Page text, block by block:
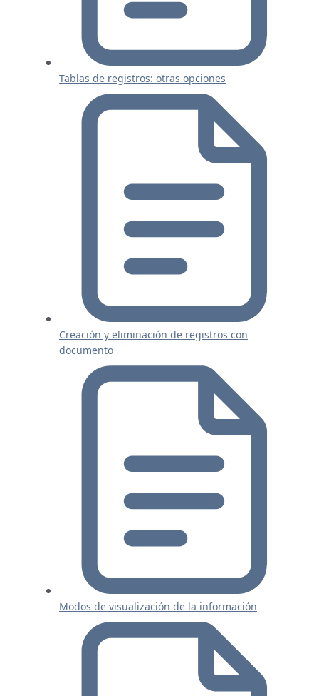
Tablas de registros: otras opciones
Creación y eliminación de registros con
documento
Modos de visualización de la información